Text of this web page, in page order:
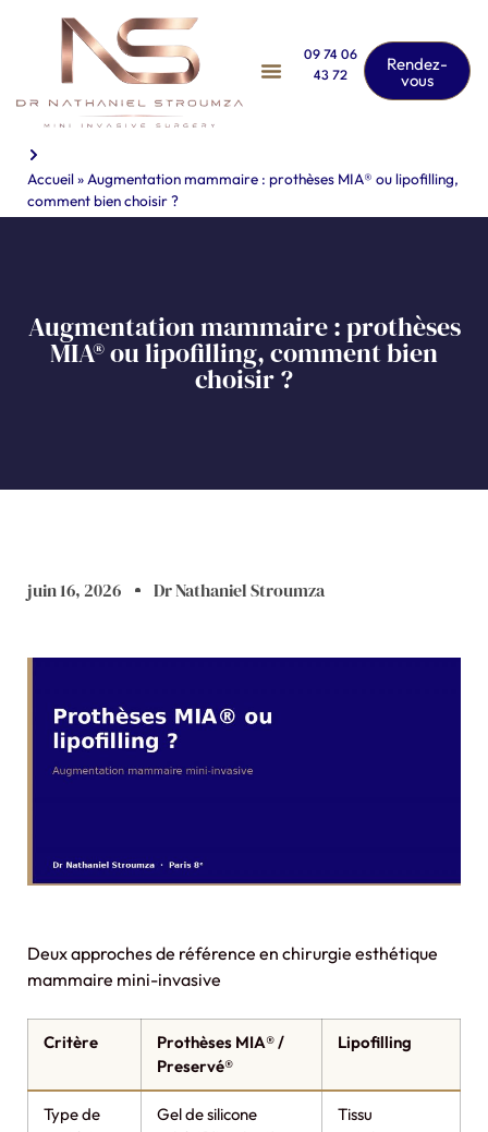
09 74 06
43 72
Rendez-
vous
Accueil»Augmentation mammaire : prothèses MIA® ou lipofilling,
comment bien choisir ?
Augmentation mammaire : prothèses
MIA® ou lipofilling, comment bien
choisir ?
juin 16, 2026 Dr Nathaniel Stroumza
Deux approches de référence en chirurgie esthétique
mammaire mini-invasive
Critère
Prothèses MIA® /
Preservé®
Lipofilling
Type de
Gel de silicone
Tissu